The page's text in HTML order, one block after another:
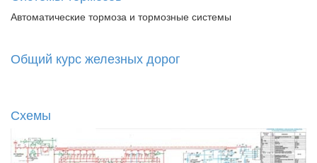
Автоматические тормоза и тормозные системы
Общий курс железных дорог
Схемы